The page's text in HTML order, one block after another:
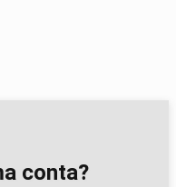
conta?